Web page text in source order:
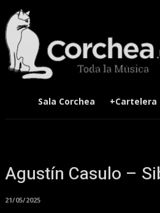
Sala Corchea +Cartelera
Agustín Casulo –
21/05/2025